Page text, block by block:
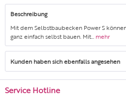
Beschreibung
Mit dem Selbstbaubecken Power S
ganz einfach selbst bauen. Mit...
mehr
Kunden haben sich ebenfalls angesehen
Service Hotline